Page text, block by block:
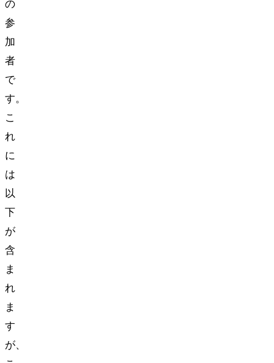
の
参
加
者
で
す。
こ
れ
に
は
以
下
が
含
ま
れ
ま
す
が、